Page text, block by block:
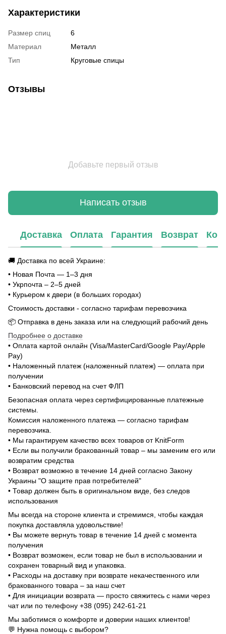
Характеристики
Размер спиц
6
Материал
Металл
Тип
Круговые спицы
Отзывы
Добавьте первый отзыв
Написать отзыв
Доставка Оплата Гарантия Возврат
🚚 Доставка по всей Украине:
• Новая Почта — 1–3 дня
• Укрпочта – 2–5 дней
• Курьером к двери (в больших городах)
Стоимость доставки - согласно тарифам перевозчика
📦 Отправка в день заказа или на следующий рабочий день
Подробнее о доставке
• Оплата картой онлайн (Visa/MasterCard/Google Pay/Apple
Pay)
• Наложенный платеж (наложенный платеж) — оплата при
получении
• Банковский перевод на счет ФЛП
Безопасная оплата через сертифицированные платежные
системы.
Комиссия наложенного платежа — согласно тарифам
перевозчика.
• Мы гарантируем качество всех товаров от KnitForm
• Если вы получили бракованный товар – мы заменим его или
возвратим средства
• Возврат возможно в течение 14 дней согласно Закону
Украины "О защите прав потребителей"
• Товар должен быть в оригинальном виде, без следов
использования
Мы всегда на стороне клиента и стремимся, чтобы каждая
покупка доставляла удовольствие!
• Вы можете вернуть товар в течение 14 дней с момента
получения
• Возврат возможен, если товар не был в использовании и
сохранен товарный вид и упаковка.
• Расходы на доставку при возврате некачественного или
бракованного товара – за наш счет
• Для инициации возврата — просто свяжитесь с нами через
чат или по телефону +38 (095) 242-61-21
Мы заботимся о комфорте и доверии наших клиентов!
💬 Нужна помощь с выбором?